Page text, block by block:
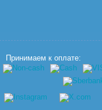
Принимаем к оплате: